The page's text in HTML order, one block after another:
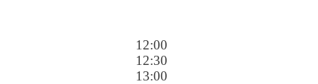
12:00
12:30
13:00